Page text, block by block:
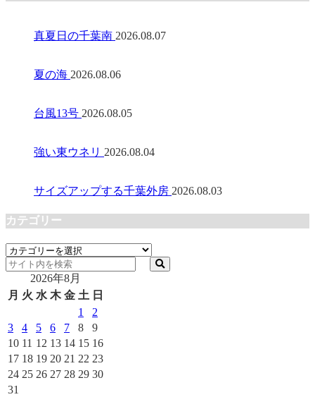
真夏日の千葉南 2026.08.07
夏の海 2026.08.06
台風13号 2026.08.05
強い東ウネリ 2026.08.04
サイズアップする千葉外房 2026.08.03
カテゴリー
カ
テ
リ
2026年8月
月 火 水 木 金 土 日
1
2
3
4 5 6 7 8
9
10 11 12 13 14 15 16
17 18 19 20 21 22 23
24 25 26 27 28 29 30
31